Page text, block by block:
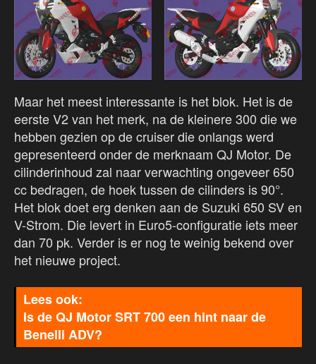
Maar het meest interessante is het blok. Het is de
eerste V2 van het merk, na de kleinere 300 die we
hebben gezien op de cruiser die onlangs werd
gepresenteerd onder de merknaam QJ Motor. De
cilinderinhoud zal naar verwachting ongeveer 650
cc bedragen, de hoek tussen de cilinders is 90°.
Het blok doet erg denken aan de Suzuki 650 SV en
V-Strom. Die levert in Euro5-configuratie iets meer
dan 70 pk. Verder is er nog te weinig bekend over
het nieuwe project.
Is de QJ Motor SRT 700 een hint naar de
Benelli ADV?